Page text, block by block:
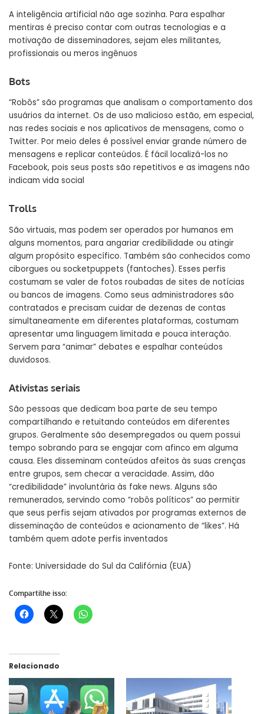
A inteligência artificial não age sozinha. Para espalhar
mentiras é preciso contar com outras tecnologias e a
motivação de disseminadores, sejam eles militantes,
profissionais ou meros ingênuos
Bots
“Robôs” são programas que analisam o comportamento dos
usuários da internet. Os de uso malicioso estão, em especial,
nas redes sociais e nos aplicativos de mensagens, como o
Twitter. Por meio deles é possível enviar grande número de
mensagens e replicar conteúdos. É fácil localizá-los no
Facebook, pois seus posts são repetitivos e as imagens não
indicam vida social
Trolls
São virtuais, mas podem ser operados por humanos em
alguns momentos, para angariar credibilidade ou atingir
algum propósito específico. Também são conhecidos como
ciborgues ou socketpuppets (fantoches). Esses perfis
costumam se valer de fotos roubadas de sites de notícias
ou bancos de imagens. Como seus administradores são
contratados e precisam cuidar de dezenas de contas
simultaneamente em diferentes plataformas, costumam
apresentar uma linguagem limitada e pouca interação.
Servem para “animar” debates e espalhar conteúdos
duvidosos.
Ativistas seriais
São pessoas que dedicam boa parte de seu tempo
compartilhando e retuitando conteúdos em diferentes
grupos. Geralmente são desempregados ou quem possui
tempo sobrando para se engajar com afinco em alguma
causa. Eles disseminam conteúdos afeitos às suas crenças
entre grupos, sem checar a veracidade. Assim, dão
“credibilidade” involuntária às fake news. Alguns são
remunerados, servindo como “robôs políticos” ao permitir
que seus perfis sejam ativados por programas externos de
disseminação de conteúdos e acionamento de “likes”. Há
também quem adote perfis inventados
Fonte: Universidade do Sul da Califórnia (EUA)
Compartilhe isso:
Relacionado